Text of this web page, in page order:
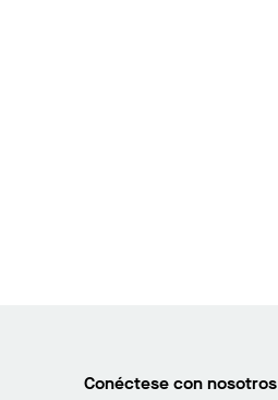
Conéctese con nosotros